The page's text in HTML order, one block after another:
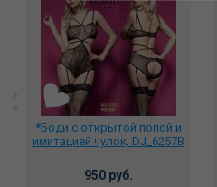
*Боди с открытой попой и
имитацией чулок, DJ_6257B
950 руб.